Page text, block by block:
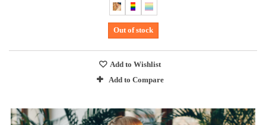
Out of stock
Add to Wishlist
Add to Compare